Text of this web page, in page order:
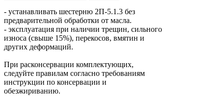
- устанавливать шестерню 2П-5.1.3 без
предварительной обработки от масла.
- эксплуатация при наличии трещин, сильного
износа (свыше 15%), перекосов, вмятин и
других деформаций.
При расконсервации комплектующих,
следуйте правилам согласно требованиям
инструкции по консервации и
обезжириванию.